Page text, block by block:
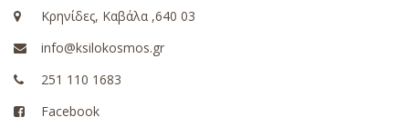
Κρηνίδες, Καβάλα ,640 03
info@ksilokosmos.gr
251 110 1683
Facebook